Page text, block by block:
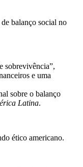
balanço social no
sobrevivência”,
e uma
sobre o balanço
Latina.
ético americano.